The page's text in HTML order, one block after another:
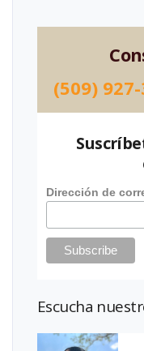
(509)
Dirección de
Escucha